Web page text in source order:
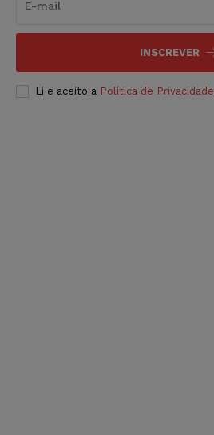
INSCREVER
Li e aceito a Política de Privacidade